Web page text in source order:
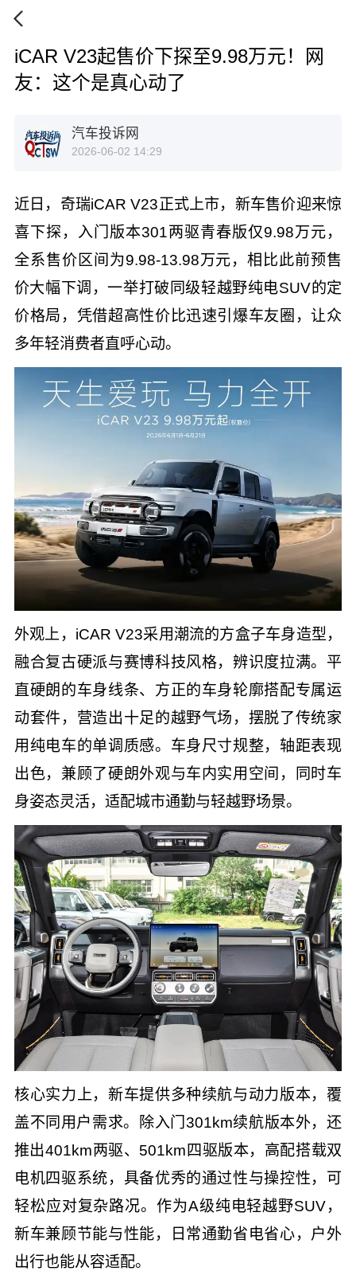
iCAR V23起售价下探至9.98万元！网
友：这个是真心动了
汽车投诉网
2026-06-02 14:29
近日，奇瑞iCAR V23正式上市，新车售价迎来惊
喜下探，入门版本301两驱青春版仅9.98万元，
全系售价区间为9.98-13.98万元，相比此前预售
价大幅下调，一举打破同级轻越野纯电SUV的定
价格局，凭借超高性价比迅速引爆车友圈，让众
多年轻消费者直呼心动。
外观上，iCAR V23采用潮流的方盒子车身造型，
融合复古硬派与赛博科技风格，辨识度拉满。平
直硬朗的车身线条、方正的车身轮廓搭配专属运
动套件，营造出十足的越野气场，摆脱了传统家
用纯电车的单调质感。车身尺寸规整，轴距表现
出色，兼顾了硬朗外观与车内实用空间，同时车
身姿态灵活，适配城市通勤与轻越野场景。
核心实力上，新车提供多种续航与动力版本，覆
盖不同用户需求。除入门301km续航版本外，还
推出401km两驱、501km四驱版本，高配搭载双
电机四驱系统，具备优秀的通过性与操控性，可
轻松应对复杂路况。作为A级纯电轻越野SUV，
新车兼顾节能与性能，日常通勤省电省心，户外
出行也能从容适配。